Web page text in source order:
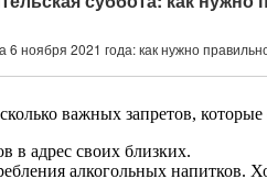
важных запретов, которые
в адрес своих близких.
алкогольных